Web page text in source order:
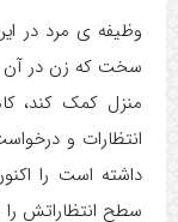
وظیفه ی مرد در
سخت که زن در آن
منزل کمک کند،
انتظارات و
داشته است را
سطح انتظاراتش را